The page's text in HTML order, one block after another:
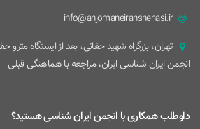
info@anjomaneiranshenasi.ir
تهران، بزرگراه شهيد حقانی، بعد از ايستگاه مترو
انجمن ایران شناسی ایران، مراجعه با هماهنگی قبلی
داوطلب همکاری با انجمن ایران شناسی هستید؟